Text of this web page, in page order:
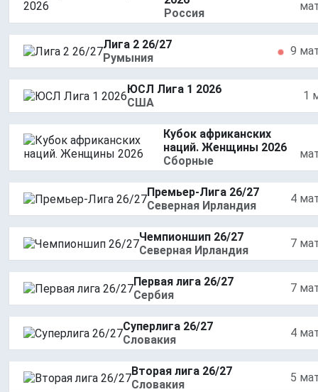
Россия
Лига 2 26/27
Румыния
9
ЮСЛ Лига 1 2026
США
1
Кубок африканских
наций. Женщины 2026
Сборные
Премьер-Лига 26/27
Северная Ирландия
4
Чемпионшип 26/27
Северная Ирландия
7
Первая лига 26/27
Сербия
7
Суперлига 26/27
Словакия
4
Вторая лига 26/27
Словакия
5